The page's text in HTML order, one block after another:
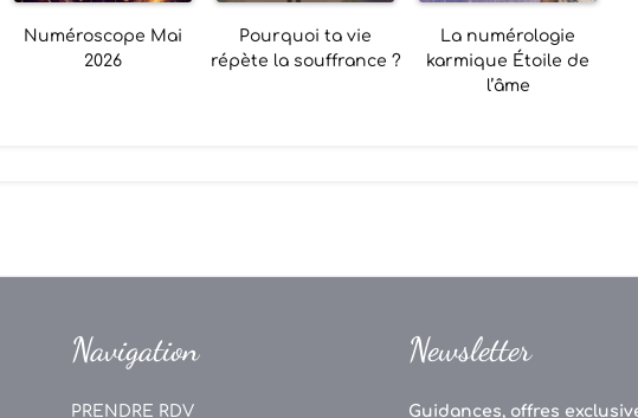
Numéroscope Mai
2026
Pourquoi ta vie
répète la souffrance ?
La numérologie
karmique Étoile de
l’âme
Navigation
PRENDRE RDV
Newsletter
Guidances, offres